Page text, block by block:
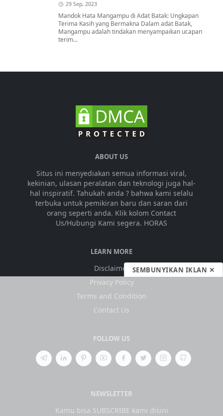
29 Sep, 2023
Mandok Hata Mangampu di Adat Batak: Ungkapan
Terima Kasih yang Bermakna Dalam adat Batak,
Mangampu adalah tindakan menyampaikan ucapan
terim...
ABOUT US
Situs ini menyediakan semua informasi viral,
kekinian, ulasan peralatan dan teknologi juga hal-
hal inspiratif. Tahukah anda ? bahwa kami selalu
terbuka untuk pemikiran baru dan saran dari
orang seperti anda. Klik kolom Contact
Us/Hubungi Kami segera. HORAS
LEARN MORE
Disclaimer
Privacy Policy
Terms and Condition
Contact Us
FOLLOW US
NEWSLETTER
Kamu bisa SUBSCRIBE kami disini
SEMBUNYIKAN IKLAN ✕